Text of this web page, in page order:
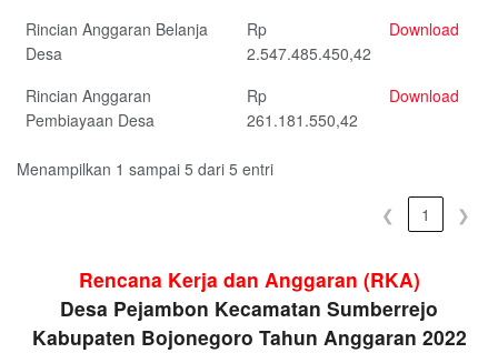
Rincian Anggaran Belanja
Desa
Rp
2.547.485.450,42
Download
Rincian Anggaran
Pembiayaan Desa
Rp
261.181.550,42
Download
Menampilkan 1 sampai 5 dari 5 entri
❮ 1 ❯
Rencana Kerja dan Anggaran (RKA)
Desa Pejambon Kecamatan Sumberrejo
Kabupaten Bojonegoro Tahun Anggaran 2022